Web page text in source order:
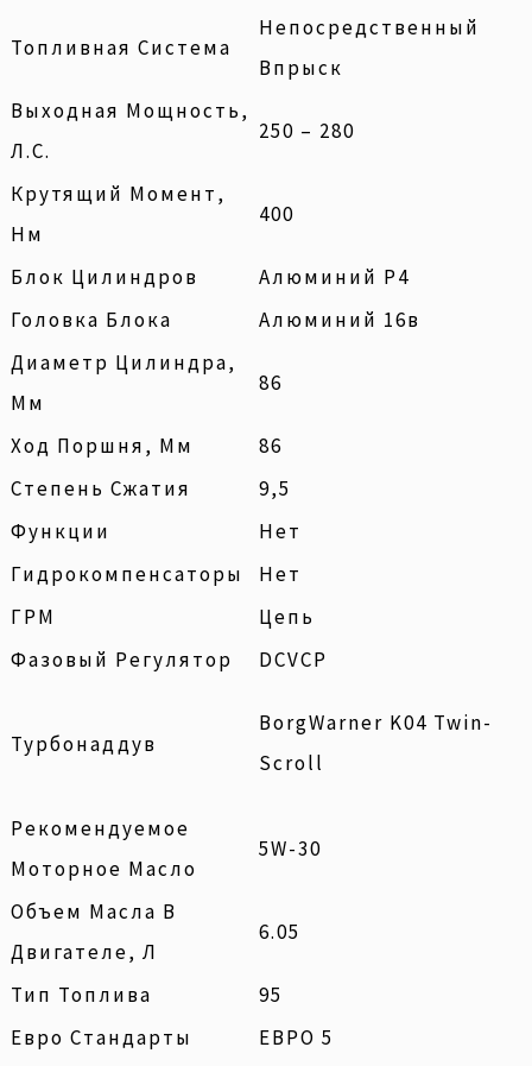
Топливная Система
Непосредственный
Впрыск
Выходная Мощность,
Л.с.
250 – 280
Крутящий Момент,
Нм
400
Блок Цилиндров
Алюминий Р4
Головка Блока
Алюминий 16в
Диаметр Цилиндра,
Мм
86
Ход Поршня, Мм
86
Степень Сжатия
9,5
Функции
Нет
Гидрокомпенсаторы
Нет
ГРМ
Цепь
Фазовый Регулятор
DCVCP
Турбонаддув
BorgWarner K04 Twin-
Scroll
Рекомендуемое
Моторное Масло
5W-30
Объем Масла В
Двигателе, Л
6.05
Тип Топлива
95
Евро Стандарты
ЕВРО 5